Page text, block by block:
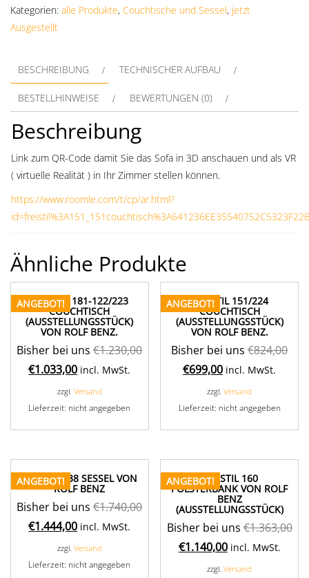
Kategorien: alle Produkte, Couchtische und Sessel, jetzt
Ausgestellt
BESCHREIBUNG TECHNISCHER AUFBAU
BESTELLHINWEISE BEWERTUNGEN (0)
Beschreibung
Link zum QR-Code damit Sie das Sofa in 3D anschauen und als VR
( virtuelle Realität ) in Ihr Zimmer stellen können.
https://www.roomle.com/t/cp/ar.html?
Ähnliche Produkte
ANGEBOT!
FREISTIL 181-122/223
COUCHTISCH
(AUSSTELLUNGSSTÜCK)
VON ROLF BENZ.
Bisher bei uns €1.230,00
€1.033,00 incl. MwSt.
zzgl. Versand
Lieferzeit: nicht angegeben
ANGEBOT!FREISTIL 151/224
COUCHTISCH
(AUSSTELLUNGSSTÜCK)
VON ROLF BENZ.
Bisher bei uns €824,00
€699,00 incl. MwSt.
zzgl.Versand
Lieferzeit: nicht angegeben
ANGEBOT!
FREISTIL 138 SESSEL VON
ROLF BENZ
Bisher bei uns €1.740,00
€1.444,00 incl. MwSt.
zzgl. Versand
Lieferzeit: nicht angegeben
ANGEBOT!FREISTIL 160
POLSTERBANK VON ROLF
BENZ
(AUSSTELLUNGSSTÜCK)
Bisher bei uns €1.363,00
€1.140,00 incl. MwSt.
zzgl.Versand